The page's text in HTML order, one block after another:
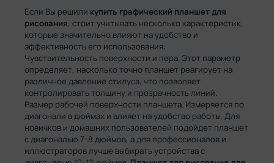
Если Вы решили купить графический планшет для
рисования, стоит учитывать несколько характеристик,
которые значительно влияют на удобство и
эффективность его использования:
Чувствительность поверхности и пера. Этот параметр
определяет, насколько точно планшет реагирует на
различное давление стилуса, что позволяет
контролировать толщину и прозрачность линий.
Размер рабочей поверхности планшета. Измеряется по
диагонали в дюймах и влияет на удобство работы. Для
новичков и домашних пользователей подойдет планшет
с диагональю 7-8 дюймов, а для профессионалов и
иллюстраторов лучше выбирать устройства с